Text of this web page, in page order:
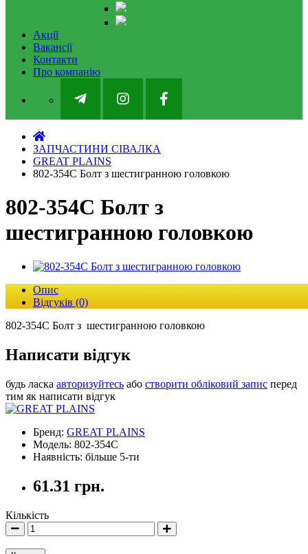
Акції
Вакансії
Контакти
Про компанію
ЗАПЧАСТИНИ СІВАЛКА
GREAT PLAINS
802-354C Болт з шестигранною головкою
802-354C Болт з
шестигранною головкою
Опис
Відгуків (0)
802-354C Болт з шестигранною головкою
Написати відгук
будь ласка авторизуйтесь або створити обліковий запис перед
тим як написати відгук
Бренд: GREAT PLAINS
Модель: 802-354C
Наявність: більше 5-ти
61.31 грн.
Кількість